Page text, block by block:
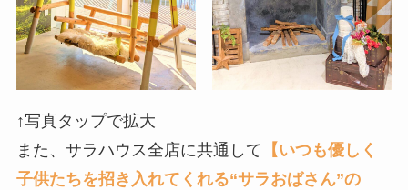
↑写真タップで拡大
また、サラハウス全店に共通して 【いつも優しく
子供たちを招き入れてくれる“サラおばさん”の